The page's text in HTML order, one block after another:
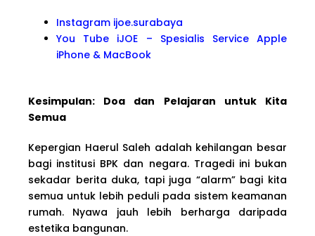
Instagram ijoe.surabaya
You Tube iJOE – Spesialis Service Apple
iPhone & MacBook
Kesimpulan: Doa dan Pelajaran untuk Kita
Semua
Kepergian Haerul Saleh adalah kehilangan besar
bagi institusi BPK dan negara. Tragedi ini bukan
sekadar berita duka, tapi juga “alarm” bagi kita
semua untuk lebih peduli pada sistem keamanan
rumah. Nyawa jauh lebih berharga daripada
estetika bangunan.